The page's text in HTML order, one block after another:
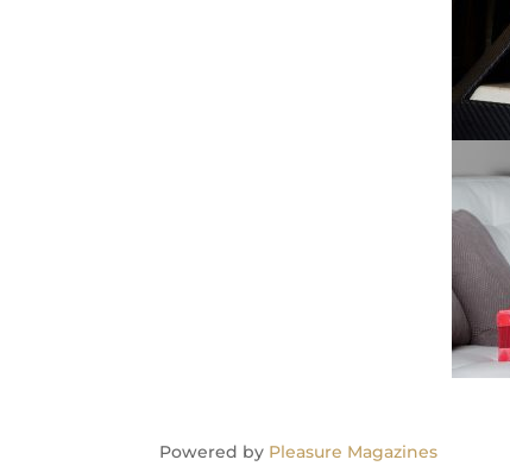
Powered by Pleasure Magazines